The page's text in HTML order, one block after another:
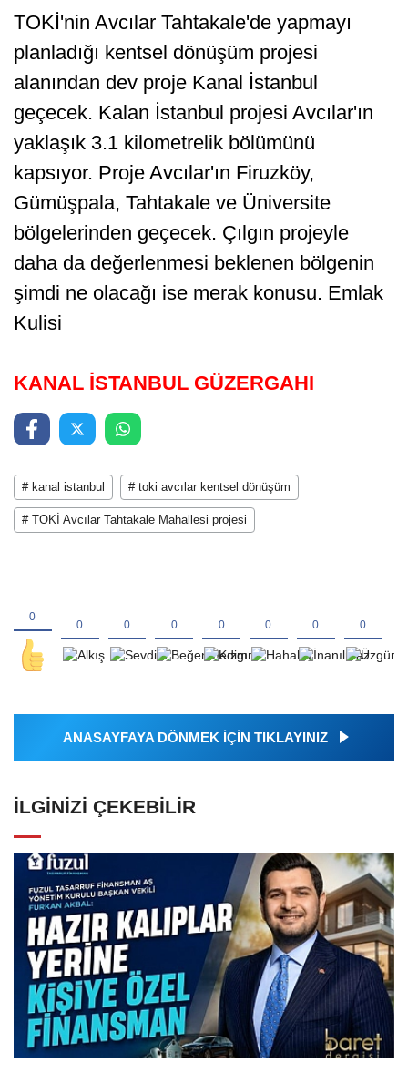
TOKİ'nin Avcılar Tahtakale'de yapmayı
planladığı kentsel dönüşüm projesi
alanından dev proje Kanal İstanbul
geçecek. Kalan İstanbul projesi Avcılar'ın
yaklaşık 3.1 kilometrelik bölümünü
kapsıyor. Proje Avcılar'ın Firuzköy,
Gümüşpala, Tahtakale ve Üniversite
bölgelerinden geçecek. Çılgın projeyle
daha da değerlenmesi beklenen bölgenin
şimdi ne olacağı ise merak konusu. Emlak
Kulisi
KANAL İSTANBUL GÜZERGAHI
# kanal istanbul # toki avcılar kentsel dönüşüm
# TOKİ Avcılar Tahtakale Mahallesi projesi
ANASAYFAYA DÖNMEK İÇİN TIKLAYINIZ
İLGINIZI ÇEKEBILIR